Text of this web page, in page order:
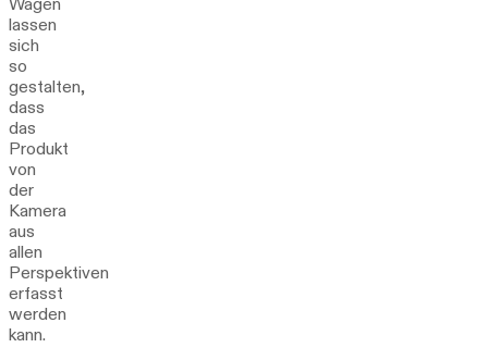
lassen
sich
so
gestalten,
dass
das
Produkt
von
der
Kamera
aus
allen
Perspektiven
erfasst
werden
kann.